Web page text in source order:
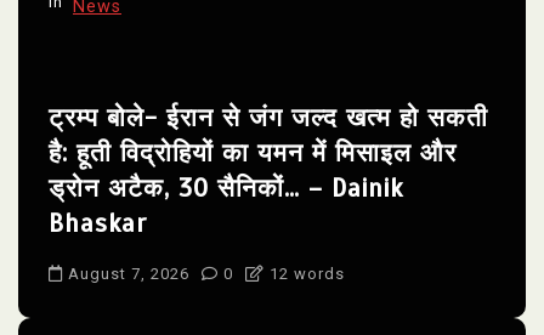
News
ट्रम्प बोले- ईरान से जंग जल्द खत्म हो सकती
है: हूती विद्रोहियों का यमन में मिसाइल और
ड्रोन अटैक, 30 सैनिकों… – Dainik
Bhaskar
August 7, 2026 0 12 words